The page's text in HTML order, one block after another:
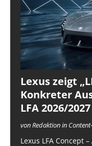
Lexus zeigt
Konkreter
LFA 2026/2027
von Redaktion in
Lexus LFA Concept